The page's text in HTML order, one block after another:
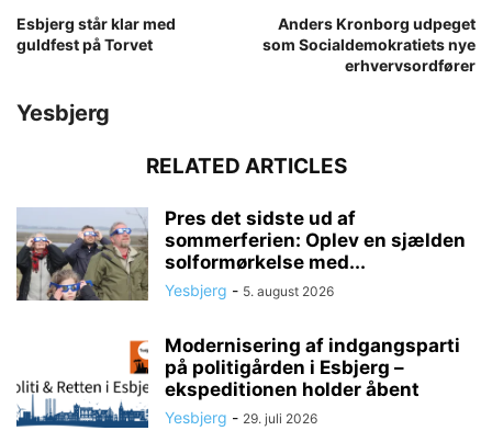
Esbjerg står klar med
guldfest på Torvet
Anders Kronborg udpeget
som Socialdemokratiets nye
erhvervsordfører
Yesbjerg
RELATED ARTICLES
Pres det sidste ud af
sommerferien: Oplev en sjælden
solformørkelse med...
Yesbjerg - 5. august 2026
Modernisering af indgangsparti
på politigården i Esbjerg –
ekspeditionen holder åbent
Yesbjerg - 29. juli 2026